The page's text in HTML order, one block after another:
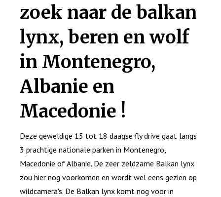
zoek naar de balkan
lynx, beren en wolf
in Montenegro,
Albanie en
Macedonie !
Deze geweldige 15 tot 18 daagse fly drive gaat langs
3 prachtige nationale parken in Montenegro,
Macedonie of Albanie. De zeer zeldzame Balkan lynx
zou hier nog voorkomen en wordt wel eens gezien op
wildcamera's. De Balkan lynx komt nog voor in